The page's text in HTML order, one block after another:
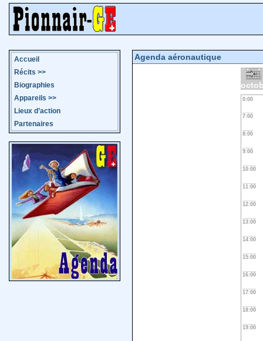
Accueil
Récits >>
Biographies
Appareils >>
Lieux d’action
Partenaires
Agenda aéronautique
0:00
7:00
8:00
9:00
10:00
11:00
12:00
13:00
14:00
15:00
16:00
17:00
18:00
19:00